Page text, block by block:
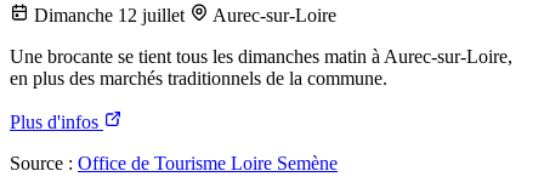
Dimanche 12 juillet
Aurec-sur-Loire
Une brocante se tient tous les dimanches matin à Aurec-sur-Loire,
en plus des marchés traditionnels de la commune.
Plus d'infos
Source : Office de Tourisme Loire Semène